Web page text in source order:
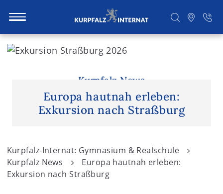
S
Kurpfalz News
Europa hautnah erleben:
Exkursion nach Straßburg
Kurpfalz-Internat: Gymnasium & Realschule
Kurpfalz News
Europa hautnah erleben:
Exkursion nach Straßburg